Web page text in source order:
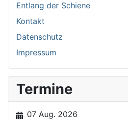
Entlang der Schiene
Kontakt
Datenschutz
Impressum
Termine
07 Aug. 2026